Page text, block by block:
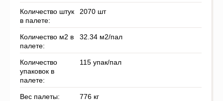
Количество штук
в палете:
2070 шт
Количество м2 в
палете:
32.34 м2/пал
Количество
упаковок в
палете:
115 упак/пал
Вес палеты: 776 кг